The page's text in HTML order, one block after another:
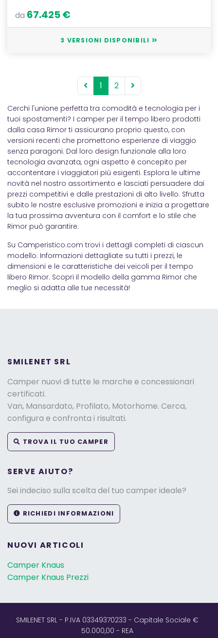
da 67.425 €
3 VERSIONI DISPONIBILI
1 2
Cerchi l'unione perfetta tra comodità e tecnologia per i
tuoi spostamenti? I camper per il tempo libero prodotti
dalla casa Rimor ti assicurano proprio questo, con
versioni recenti che promettono esperienze di viaggio
senza paragoni. Dal loro design funzionale alla loro
tecnologia avanzata, ogni aspetto è concepito per
accontentare i viaggiatori più esigenti. Esplora le ultime
novità nel nostro assortimento e lasciati persuadere dai
prezzi competitivi e dalle prestazioni di alto livello. Sfrutta
subito le nostre esclusive promozioni e inizia a progettare
la tua prossima avventura con il comfort e lo stile che
Rimor può garantire.
Su Camperistico.com trovi i dettagli completi di ciascun
modello: Informazioni dettagliate su tutti i prezzi, le
dimensioni e le caratteristiche dei veicoli per il tempo
libero Rimor. Scopri il modello della gamma Rimor che
meglio si adatta alle tue necessità!
SMILENET SRL
Camper nuovi di tutte le marche e concessionari
certificati.
Van, Mansardato, Profilato, Motorhome. Cerca,
configura e confronta i risultati.
TROVA IL TUO CAMPER
SERVE AIUTO?
Sei indeciso sulla scelta del tuo camper ideale?
RICHIEDI INFORMAZIONI
NUOVI ARTICOLI
Camper Knaus
Camper Knaus Prezzi
SMILENET SRL - P.IVA 03349370233 - Capitale Sociale €
50.000,00 - REA